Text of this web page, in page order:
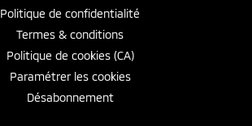
Politique de confidentialité
Termes & conditions
Politique de cookies (CA)
Paramétrer les cookies
Désabonnement